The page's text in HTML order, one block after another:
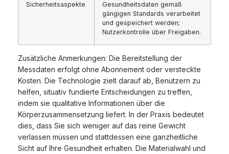
Sicherheitsaspekte
Gesundheitsdaten gemäß
gängigen Standards verarbeitet
und gespeichert werden;
Nutzerkontrolle über Freigaben.
Zusätzliche Anmerkungen: Die Bereitstellung der
Messdaten erfolgt ohne Abonnement oder versteckte
Kosten. Die Technologie zielt darauf ab, Benutzern zu
helfen, situativ fundierte Entscheidungen zu treffen,
indem sie qualitative Informationen über die
Körperzusammensetzung liefert. In der Praxis bedeutet
dies, dass Sie sich weniger auf das reine Gewicht
verlassen müssen und stattdessen eine ganzheitliche
Sicht auf Ihre Gesundheit erhalten. Die Materialwahl und